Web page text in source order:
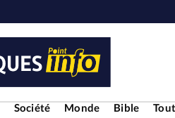
Société Monde Bible